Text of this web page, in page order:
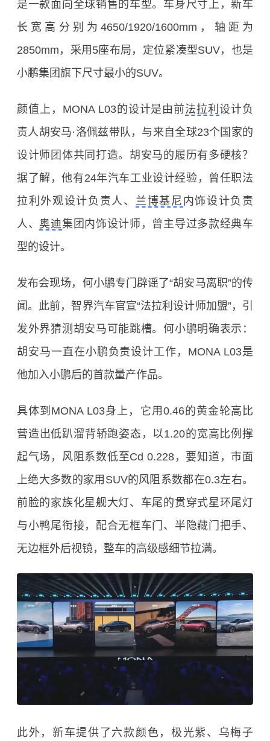
是一款面向全球销售的车型。车身尺寸上，新车
长宽高分别为4650/1920/1600mm，轴距为
2850mm，采用5座布局，定位紧凑型SUV，也是
小鹏集团旗下尺寸最小的SUV。
颜值上，MONA L03的设计是由前法拉利设计负
责人胡安马·洛佩兹带队，与来自全球23个国家的
设计师团体共同打造。胡安马的履历有多硬核？
据了解，他有24年汽车工业设计经验，曾任职法
拉利外观设计负责人、 兰博基尼 内饰设计负责
人、 奥迪集团内饰设计师，曾主导过多款经典车
型的设计。
发布会现场，何小鹏专门辟谣了“胡安马离职”的传
闻。此前，智界汽车官宣“法拉利设计师加盟”，引
发外界猜测胡安马可能跳槽。何小鹏明确表示：
胡安马一直在小鹏负责设计工作，MONA L03是
他加入小鹏后的首款量产作品。
具体到MONA L03身上，它用0.46的黄金轮高比
营造出低趴溜背轿跑姿态，以1.20的宽高比例撑
起气场，风阻系数低至Cd 0.228，要知道，市面
上绝大多数的家用SUV的风阻系数都在0.3左右。
前脸的家族化星舰大灯、车尾的贯穿式星环尾灯
与小鸭尾衔接，配合无框车门、半隐藏门把手、
无边框外后视镜，整车的高级感细节拉满。
此外，新车提供了六款颜色，极光紫、乌梅子